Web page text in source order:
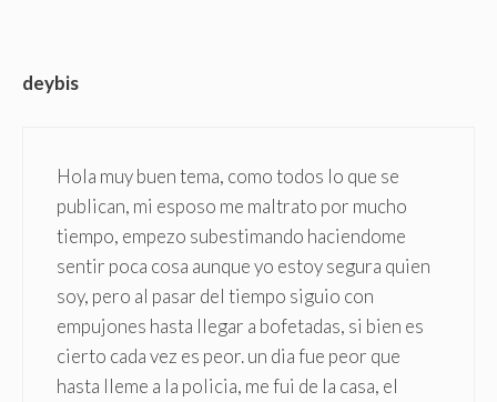
deybis
Hola muy buen tema, como todos lo que se
publican, mi esposo me maltrato por mucho
tiempo, empezo subestimando haciendome
sentir poca cosa aunque yo estoy segura quien
soy, pero al pasar del tiempo siguio con
empujones hasta llegar a bofetadas, si bien es
cierto cada vez es peor. un dia fue peor que
hasta lleme a la policia, me fui de la casa, el